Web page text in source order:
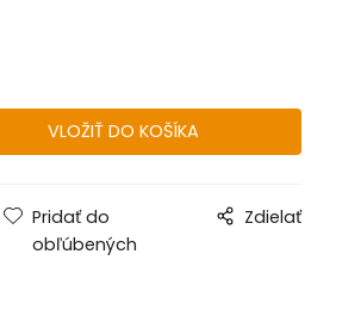
Pridať do
obľúbených
Zdielať